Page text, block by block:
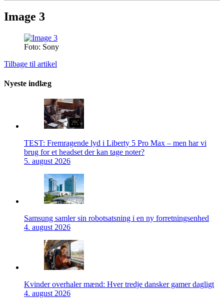
Image 3
Foto: Sony
Tilbage til artikel
Nyeste indlæg
TEST: Fremragende lyd i Liberty 5 Pro Max – men har vi
brug for et headset der kan tage noter?
5. august 2026
Samsung samler sin robotsatsning i en ny forretningsenhed
4. august 2026
Kvinder overhaler mænd: Hver tredje dansker gamer dagligt
4. august 2026